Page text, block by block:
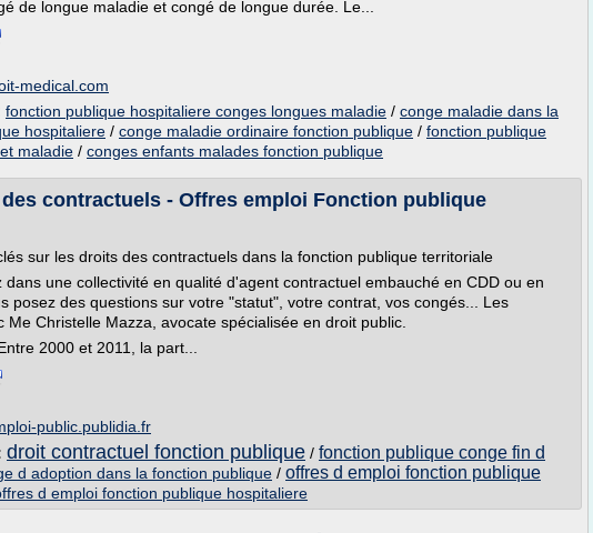
de longue maladie et congé de longue durée. Le...
medical.com
fonction publique hospitaliere conges longues maladie / conge maladie dans la
hospitaliere / conge maladie ordinaire fonction publique / fonction publique
maladie / conges enfants malades fonction publique
contractuels - Offres emploi Fonction publique
sur les droits des contractuels dans la fonction publique territoriale
dans une collectivité en qualité d'agent contractuel embauché en CDD ou en
posez des questions sur votre "statut", votre contrat, vos congés... Les
Me Christelle Mazza, avocate spécialisée en droit public.
2000 et 2011, la part...
public.publidia.fr
droit contractuel fonction publique / fonction publique conge fin d
d adoption dans la fonction publique / offres d emploi fonction publique
d emploi fonction publique hospitaliere